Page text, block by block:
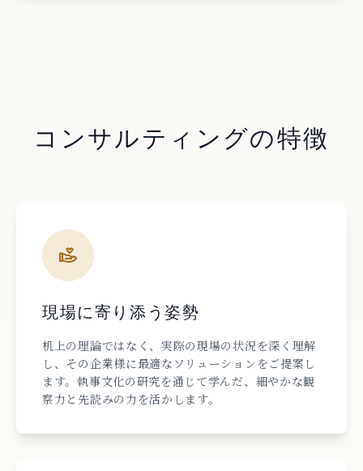
コンサルティングの特徴
現場に寄り添う姿勢
机上の理論ではなく、実際の現場の状況を深く理解
し、その企業様に最適なソリューションをご提案し
ます。執事文化の研究を通じて学んだ、細やかな観
察力と先読みの力を活かします。